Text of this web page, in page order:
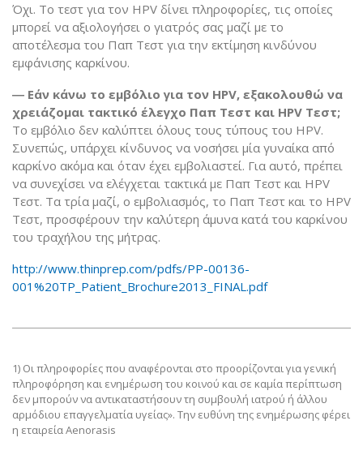
Όχι. Το τεστ για τον HPV δίνει πληροφορίες, τις οποίες
μπορεί να αξιολογήσει ο γιατρός σας μαζί με το
αποτέλεσμα του Παπ Τεστ για την εκτίμηση κινδύνου
εμφάνισης καρκίνου.
― Εάν κάνω το εμβόλιο για τον HPV, εξακολουθώ να
χρειάζομαι τακτικό έλεγχο Παπ Τεστ και HPV Τεστ;
Το εμβόλιο δεν καλύπτει όλους τους τύπους του HPV.
Συνεπώς, υπάρχει κίνδυνος να νοσήσει μία γυναίκα από
καρκίνο ακόμα και όταν έχει εμβολιαστεί. Για αυτό, πρέπει
να συνεχίσει να ελέγχεται τακτικά με Παπ Τεστ και HPV
Τεστ. Τα τρία μαζί, ο εμβολιασμός, το Παπ Τεστ και το HPV
Τεστ, προσφέρουν την καλύτερη άμυνα κατά του καρκίνου
του τραχήλου της μήτρας.
http://www.thinprep.com/pdfs/PP-00136-
001%20TP_Patient_Brochure2013_FINAL.pdf
1) Οι πληροφορίες που αναφέρονται στο προορίζονται για γενική
πληροφόρηση και ενημέρωση του κοινού και σε καμία περίπτωση
δεν μπορούν να αντικαταστήσουν τη συμβουλή ιατρού ή άλλου
αρμόδιου επαγγελματία υγείας». Την ευθύνη της ενημέρωσης φέρει
η εταιρεία Aenorasis